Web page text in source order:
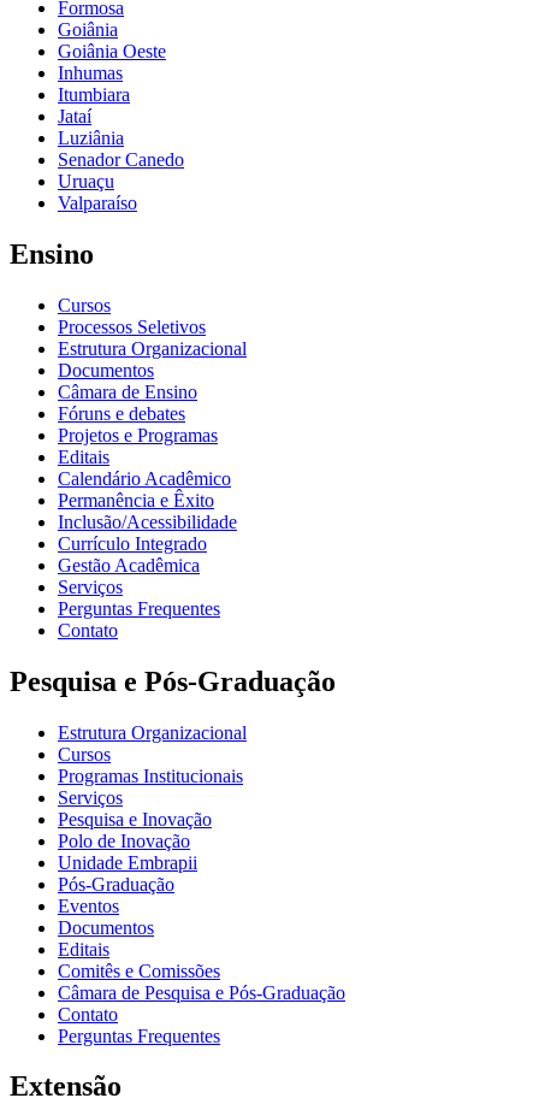
Formosa
Goiânia
Goiânia Oeste
Inhumas
Itumbiara
Jataí
Luziânia
Senador Canedo
Uruaçu
Valparaíso
Ensino
Cursos
Processos Seletivos
Estrutura Organizacional
Documentos
Câmara de Ensino
Fóruns e debates
Projetos e Programas
Editais
Calendário Acadêmico
Permanência e Êxito
Inclusão/Acessibilidade
Currículo Integrado
Gestão Acadêmica
Serviços
Perguntas Frequentes
Contato
Pesquisa e Pós-Graduação
Estrutura Organizacional
Cursos
Programas Institucionais
Serviços
Pesquisa e Inovação
Polo de Inovação
Unidade Embrapii
Pós-Graduação
Eventos
Documentos
Editais
Comitês e Comissões
Câmara de Pesquisa e Pós-Graduação
Contato
Perguntas Frequentes
Extensão